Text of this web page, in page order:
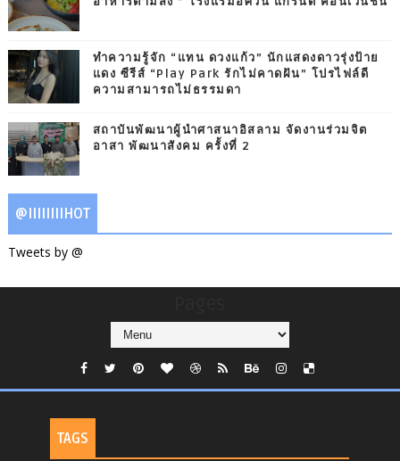
ทำความรู้จัก “แทน ดวงแก้ว” นักแสดงดาวรุ่งป้าย
แดง ซีรีส์ “Play Park รักไม่คาดฝัน” โปรไฟล์ดี
ความสามารถไม่ธรรมดา
สถาบันพัฒนาผู้นำศาสนาอิสลาม จัดงานร่วมจิต
อาสา พัฒนาสังคม ครั้งที่ 2
@IIIIIIIIHOT
Tweets by @
TAGS